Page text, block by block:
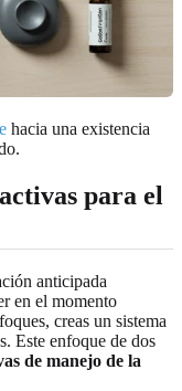
hacia una existencia
para el
anticipada
en el momento
creas un sistema
Este enfoque de dos
de manejo de la